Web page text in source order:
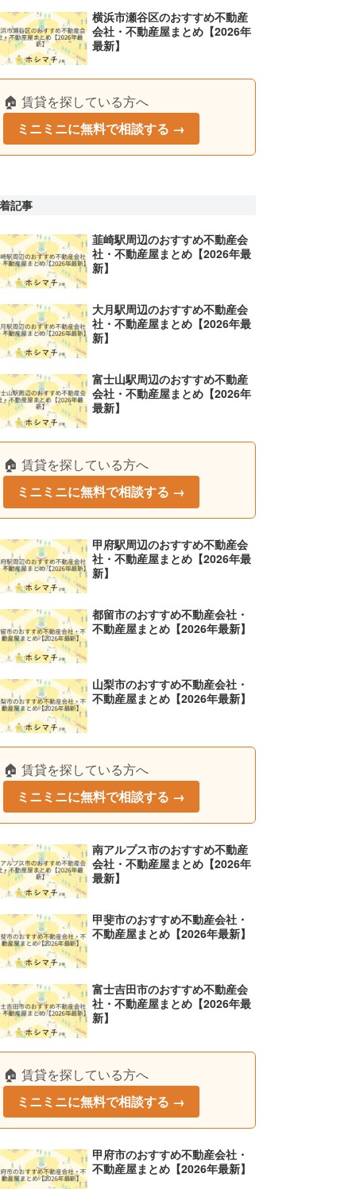
横浜市瀬谷区のおすすめ不動産
会社・不動産屋まとめ【2026年
最新】
🏠 賃貸を探している方へ
ミニミニに無料で相談する →
記事
韮崎駅周辺のおすすめ不動産会
社・不動産屋まとめ【2026年最
新】
大月駅周辺のおすすめ不動産会
社・不動産屋まとめ【2026年最
新】
富士山駅周辺のおすすめ不動産
会社・不動産屋まとめ【2026年
最新】
🏠 賃貸を探している方へ
ミニミニに無料で相談する →
甲府駅周辺のおすすめ不動産会
社・不動産屋まとめ【2026年最
新】
都留市のおすすめ不動産会社・
不動産屋まとめ【2026年最新】
山梨市のおすすめ不動産会社・
不動産屋まとめ【2026年最新】
🏠 賃貸を探している方へ
ミニミニに無料で相談する →
南アルプス市のおすすめ不動産
会社・不動産屋まとめ【2026年
最新】
甲斐市のおすすめ不動産会社・
不動産屋まとめ【2026年最新】
富士吉田市のおすすめ不動産会
社・不動産屋まとめ【2026年最
新】
🏠 賃貸を探している方へ
ミニミニに無料で相談する →
甲府市のおすすめ不動産会社・
不動産屋まとめ【2026年最新】